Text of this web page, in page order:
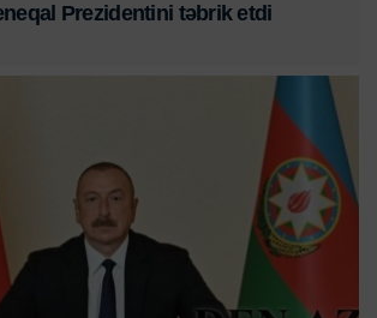
Prezidentini təbrik etdi